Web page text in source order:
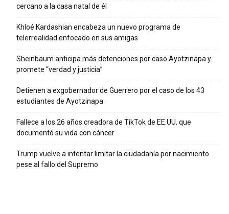
cercano a la casa natal de él
Khloé Kardashian encabeza un nuevo programa de
telerrealidad enfocado en sus amigas
Sheinbaum anticipa más detenciones por caso Ayotzinapa y
promete “verdad y justicia”
Detienen a exgobernador de Guerrero por el caso de los 43
estudiantes de Ayotzinapa
Fallece a los 26 años creadora de TikTok de EE.UU. que
documentó su vida con cáncer
Trump vuelve a intentar limitar la ciudadanía por nacimiento
pese al fallo del Supremo